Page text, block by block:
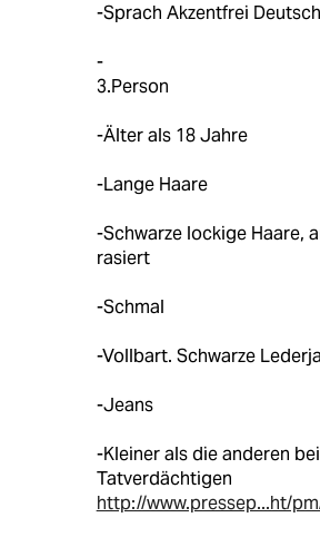
-Sprach Akzentfrei Deutsch
-
3.Person
-Älter als 18 Jahre
-Lange Haare
-Schwarze lockige Haare,
rasiert
-Schmal
-Vollbart. Schwarze
-Jeans
-Kleiner als die anderen
Tatverdächtigen
http://www.pressep...ht/